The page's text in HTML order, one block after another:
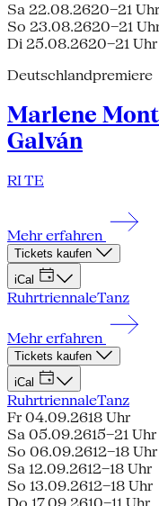
Sa 22.08.2620–21 Uhr
So 23.08.2620–21
Di 25.08.2620–21 Uhr
Deutschlandpremiere
Marlene
Galván
RI TE
Mehr erfahren
Tickets kaufen
iCal
RuhrtriennaleTanz
Mehr erfahren
Tickets kaufen
iCal
RuhrtriennaleTanz
Fr 04.09.2618 Uhr
Sa 05.09.2615–21 Uhr
So 06.09.2612–18 Uhr
Sa 12.09.2612–18 Uhr
So 13.09.2612–18 Uhr